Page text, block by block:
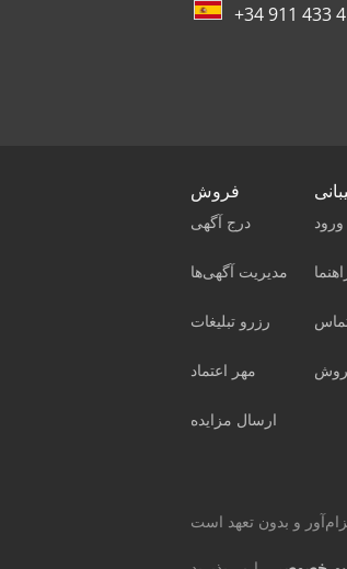
+34 911 433
فروش
درج آگهی
مدیریت آگهی‌ها
رزرو تبلیغات
مهر اعتماد
ارسال مزایده
ورود